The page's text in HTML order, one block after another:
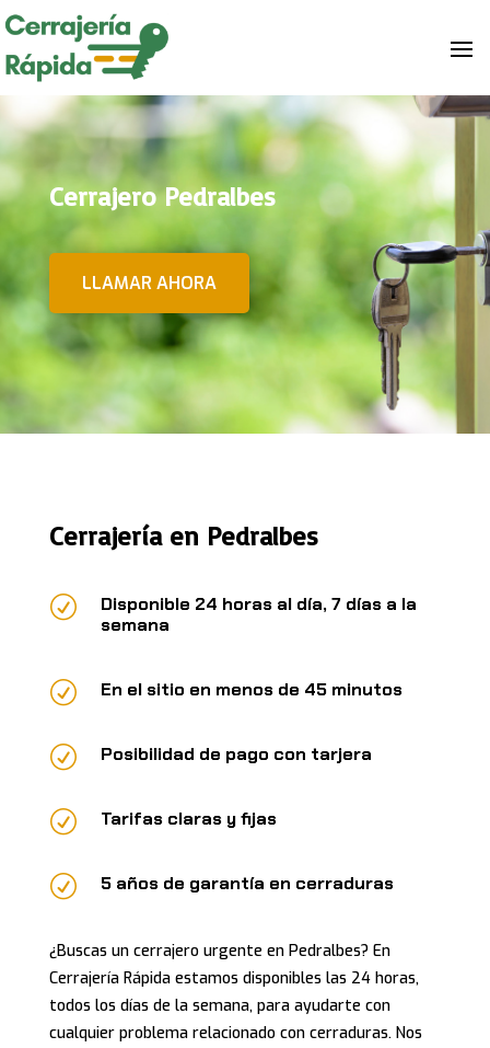
Cerrajero Pedralbes
LLAMAR AHORA
Cerrajería en Pedralbes
R
Disponible 24 horas al día, 7 días a la
semana
R En el sitio en menos de 45 minutos
R Posibilidad de pago con tarjera
R Tarifas claras y fijas
R 5 años de garantía en cerraduras
¿Buscas un cerrajero urgente en Pedralbes? En
Cerrajería Rápida estamos disponibles las 24 horas,
todos los días de la semana, para ayudarte con
cualquier problema relacionado con cerraduras. Nos